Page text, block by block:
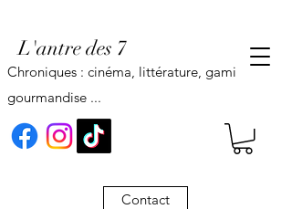
L'antre des 7
Contact
Chroniques : cinéma, littérature, gaming,
gourmandise ...